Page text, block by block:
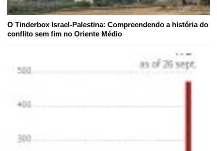
O Tinderbox Israel-Palestina: Compreendendo a história do
conflito sem fim no Oriente Médio